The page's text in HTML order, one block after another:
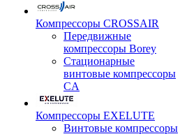
Компрессоры CROSSAIR
Передвижные
компрессоры Borey
Стационарные
винтовые компрессоры
CA
Компрессоры EXELUTE
Винтовые компрессоры